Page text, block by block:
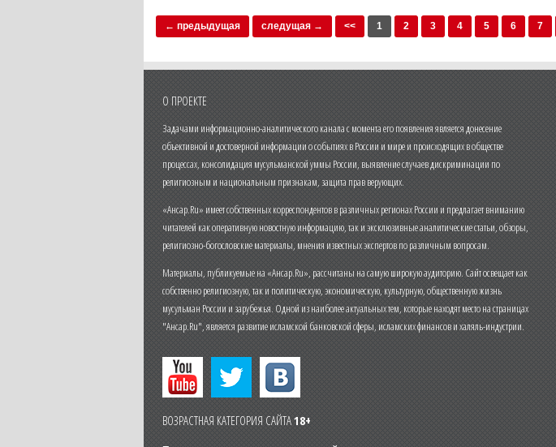
← предыдущая следущая → << 1 2 3 4 5 6 7
О ПРОЕКТЕ
Задачами информационно-аналитического канала с момента его появления является донесение
объективной и достоверной информации о событиях в России и мире и происходящих в обществе
процессах, консолидация мусульманской уммы России, выявление случаев дискриминации по
религиозным и национальным признакам, защита прав верующих.
«Ансар.Ru» имеет собственных корреспондентов в различных регионах России и предлагает вниманию
читателей как оперативную новостную информацию, так и эксклюзивные аналитические статьи, обзоры,
религиозно-богословские материалы, мнения известных экспертов по различным вопросам.
Материалы, публикуемые на «Ансар.Ru», рассчитаны на самую широкую аудиторию. Сайт освещает как
собственно религиозную, так и политическую, экономическую, культурную, общественную жизнь
мусульман России и зарубежья. Одной из наиболее актуальных тем, которые находят место на страницах
"Ансар.Ru", является развитие исламской банковской сферы, исламских финансов и халяль-индустрии.
ВОЗРАСТНАЯ КАТЕГОРИЯ САЙТА18+